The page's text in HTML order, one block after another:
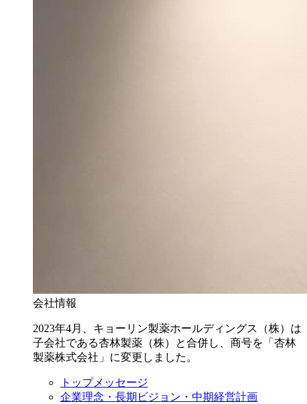
会社情報
2023年4月、キョーリン製薬ホールディングス（株）は
子会社である杏林製薬（株）と合併し、商号を「杏林
製薬株式会社」に変更しました。
トップメッセージ
企業理念・長期ビジョン・中期経営計画